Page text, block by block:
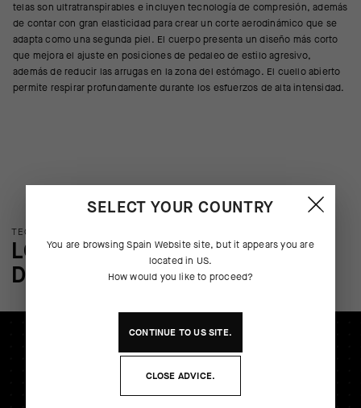
telas son ultratranspirables e incluyen tecnología de compresión, además
de contar con gran elasticidad para crear un corte aerodinámico que se
adapta como una segunda piel. El cuerpo presenta un diseño más corto
que mejora el ajuste en posiciones de pedaleo de estilo agresivo,
además de reducir las arrugas en la zona del estómago. El cuello abierto
permite respirar profundamente durante los esfuerzos de alta intensidad.
TECNOLOGÍA DEL PRODUCTO
LOS DETALLES MÁS SUTILES
DEL PRODUCTO
SELECT YOUR COUNTRY
You are browsingSpain Websitesite, but it appears you are
located in US.
How would you like to proceed?
CONTINUE TOUSSITE.
CLOSE ADVICE.